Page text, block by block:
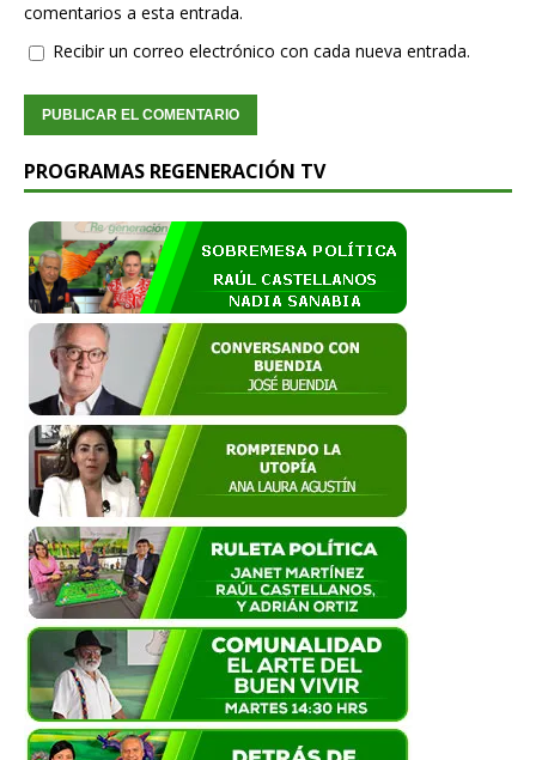
comentarios a esta entrada.
Recibir un correo electrónico con cada nueva entrada.
PROGRAMAS REGENERACIÓN TV